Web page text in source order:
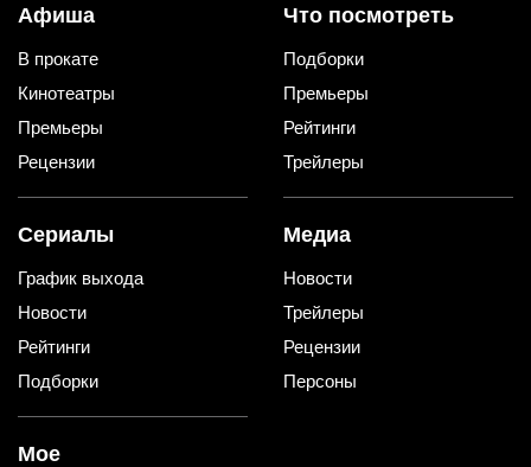
Афиша
В прокате
Кинотеатры
Премьеры
Рецензии
Что посмотреть
Подборки
Премьеры
Рейтинги
Трейлеры
Сериалы
График выхода
Новости
Рейтинги
Подборки
Медиа
Новости
Трейлеры
Рецензии
Персоны
Мое